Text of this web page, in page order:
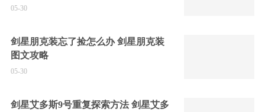
05-30
剑星朋克装忘了捡怎么办 剑星朋克装
图文攻略
05-30
剑星艾多斯9号重复探索方法 剑星艾多